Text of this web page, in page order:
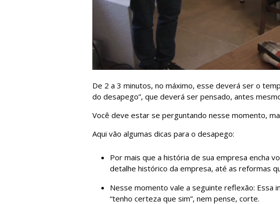
De 2 a 3 minutos, no máximo, esse deverá ser o
do desapego”, que deverá ser pensado, antes
Você deve estar se perguntando nesse momento,
Aqui vão algumas dicas para o desapego:
Por mais que a história de sua empresa encha
detalhe histórico da empresa, até as reformas
Nesse momento vale a seguinte reflexão: Essa
“tenho certeza que sim”, nem pense, corte.